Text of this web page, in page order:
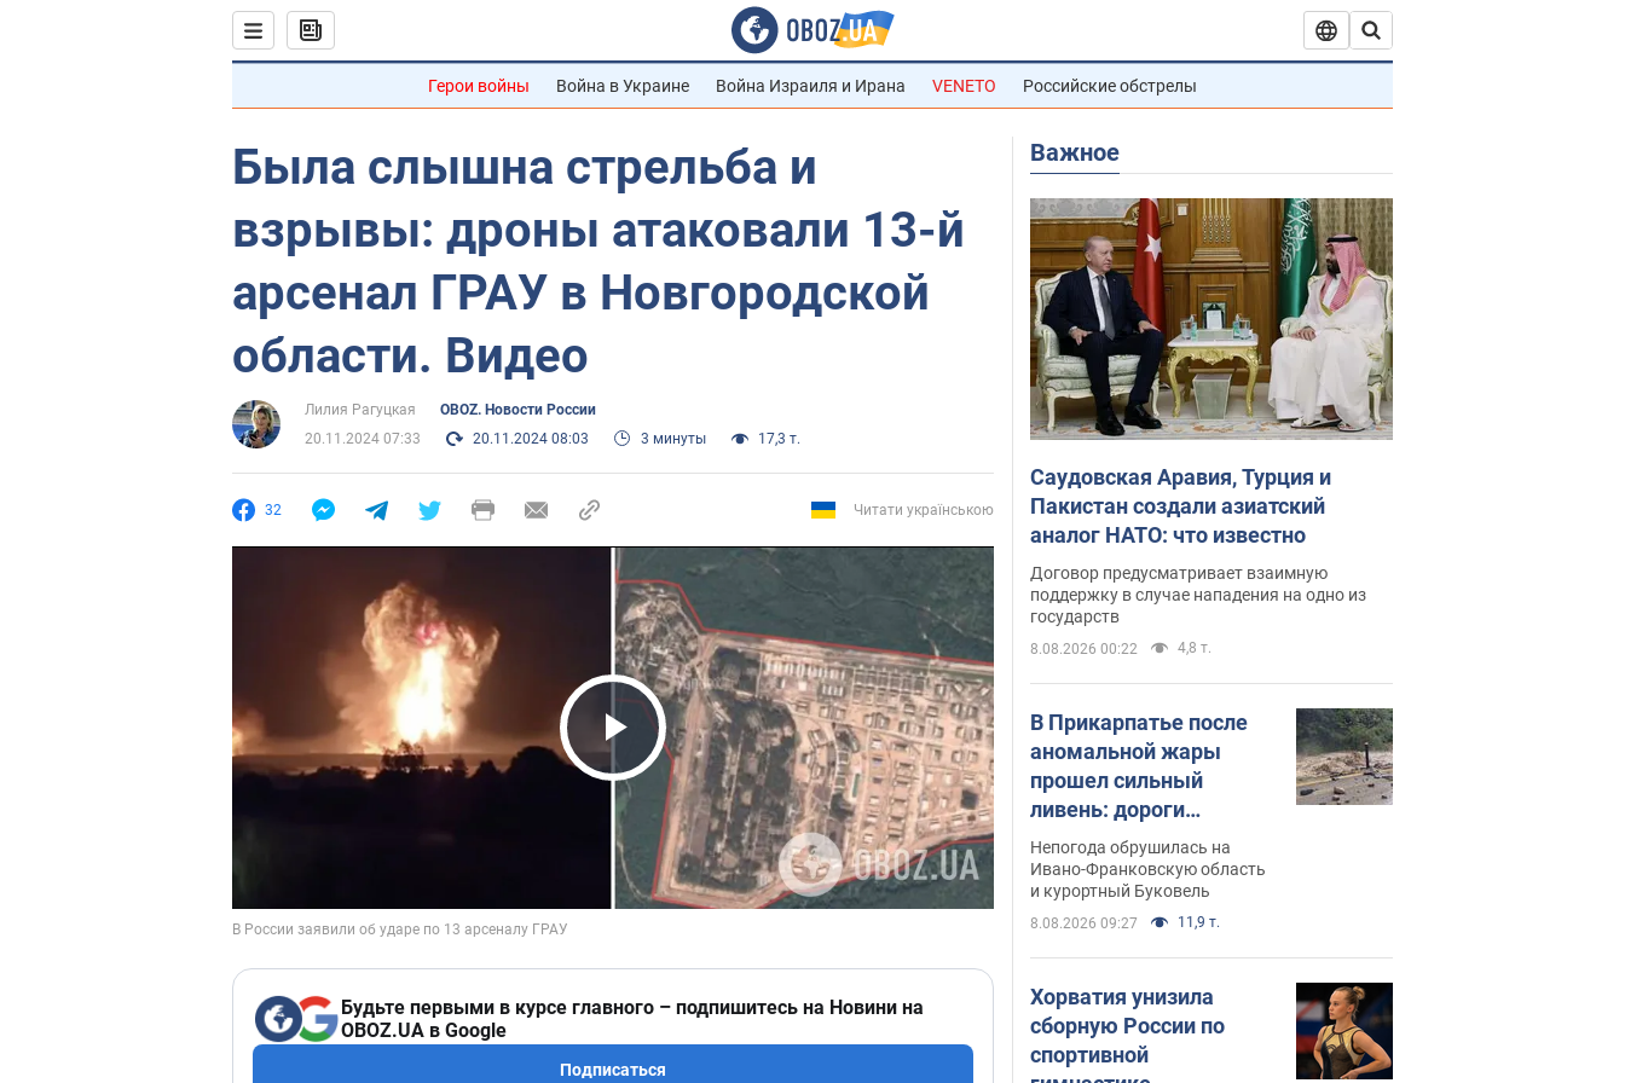
Герои войны Война в Украине Война Израиля и Ирана VENETO Российские обстрелы
Была слышна стрельба и
взрывы: дроны атаковали 13-й
арсенал ГРАУ в Новгородской
области. Видео
Лилия Рагуцкая
OBOZ. Новости России
20.11.2024 07:33
20.11.2024 08:03 3 минуты 17,3 т.
32 Читати українською
Play Video
Будьте первыми в курсе главного – подпишитесь на Новини на
OBOZ.UA в Google
Подписаться
Важное
Саудовская Аравия, Турция и
Пакистан создали азиатский
аналог НАТО: что известно
Договор предусматривает взаимную
поддержку в случае нападения на одно из
государств
8.08.2026 00:22 4,8 т.
В Прикарпатье после
аномальной жары
прошел сильный
ливень: дороги
превратились в реки.
Видео
Непогода обрушилась на
Ивано-Франковскую область
и курортный Буковель
8.08.2026 09:27 11,9 т.
Хорватия унизила
сборную России по
спортивной